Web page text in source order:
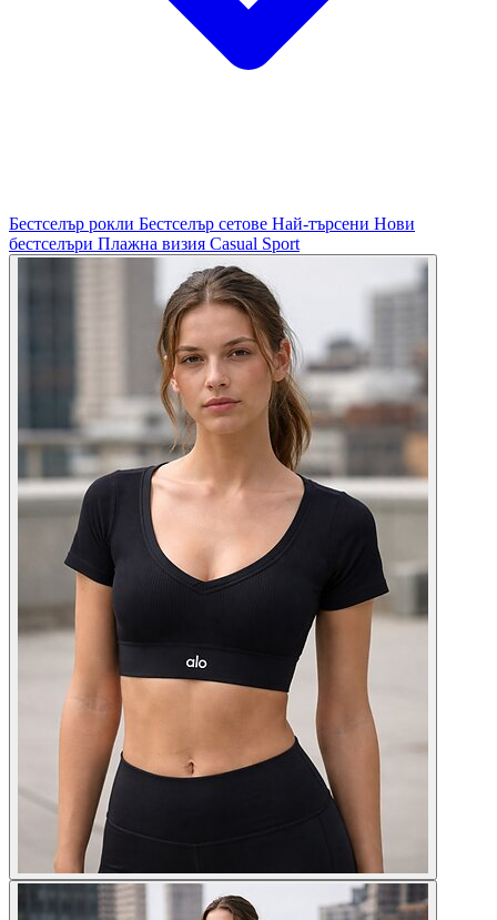
Бестселър рокли Бестселър сетове Най-търсени Нови
бестселъри Плажна визия Casual Sport